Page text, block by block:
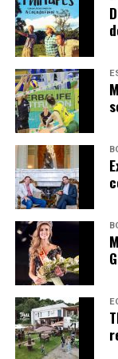
Design de
especificar
Lazzari, diretor
padronizar o
o acesso,
instituições de
com estudantes”,
O espaço a ser
corresponde a
8,5m (55,25m²)
A proposta deve
dos produtos
de um cliente
prevendo a
eletrodomésticos,
acessórios.
A premiação